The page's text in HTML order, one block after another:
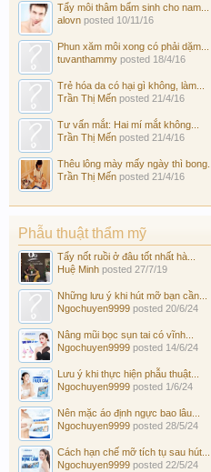
Tẩy môi thâm bẩm sinh cho nam...
alovn posted 10/11/16
Phun xăm môi xong có phải dặm...
tuvanthammy posted 18/4/16
Trẻ hóa da có hại gì không, làm...
Trần Thị Mến posted 21/4/16
Tư vấn mắt: Hai mí mắt không...
Trần Thị Mến posted 21/4/16
Thêu lông mày mấy ngày thì bong...
Trần Thị Mến posted 21/4/16
Phẫu thuật thẩm mỹ
Tẩy nốt ruồi ở đâu tốt nhất hà...
Huệ Minh posted 27/7/19
Những lưu ý khi hút mỡ bạn cần...
Ngochuyen9999 posted 20/6/24
Nâng mũi bọc sụn tai có vĩnh...
Ngochuyen9999 posted 14/6/24
Lưu ý khi thực hiện phẫu thuật...
Ngochuyen9999 posted 1/6/24
Nên mặc áo định ngực bao lâu...
Ngochuyen9999 posted 28/5/24
Cách hạn chế mỡ tích tụ sau hút...
Ngochuyen9999 posted 22/5/24